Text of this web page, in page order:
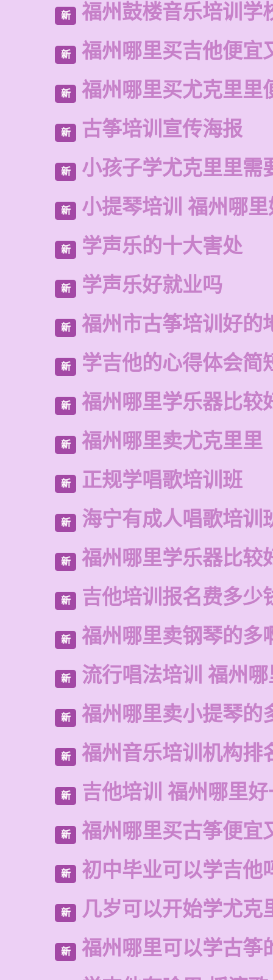
新 福州鼓楼音乐培训学
新 福州哪里买吉他便宜
新 福州哪里买尤克里里
新 古筝培训宣传海报
新 小孩子学尤克里里需
新 小提琴培训 福州哪
新 学声乐的十大害处
新 学声乐好就业吗
新 福州市古筝培训好的
新 学吉他的心得体会简
新 福州哪里学乐器比较
新 福州哪里卖尤克里里
新 正规学唱歌培训班
新 海宁有成人唱歌培训
新 福州哪里学乐器比较
新 吉他培训报名费多少
新 福州哪里卖钢琴的多
新 流行唱法培训 福州
新 福州哪里卖小提琴的
新 福州音乐培训机构排
新 吉他培训 福州哪里
新 福州哪里买古筝便宜
新 初中毕业可以学吉他
新 几岁可以开始学尤克
新
福州哪里可以学古筝